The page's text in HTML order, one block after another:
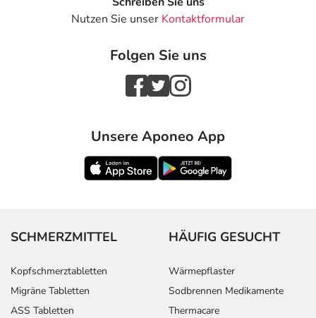
Nutzen Sie unser Kontaktformular
Folgen Sie uns
Unsere Aponeo App
SCHMERZMITTEL
Kopfschmerztabletten
Migräne Tabletten
ASS Tabletten
HÄUFIG GESUCHT
Wärmepflaster
Sodbrennen Medikamente
Thermacare